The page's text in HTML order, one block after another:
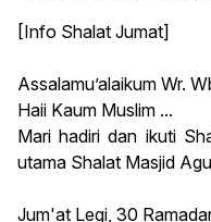
[Info Shalat Jumat]
Assalamu’alaikum Wr.
Haii Kaum Muslim ...
Mari hadiri dan ikuti
utama Shalat Masjid
Jum'at Legi, 30